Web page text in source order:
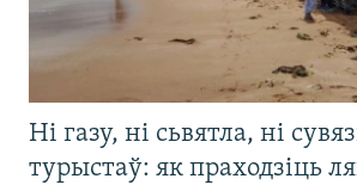
Ні газу, ні сьвятла, ні
турыстаў: як праходзіць